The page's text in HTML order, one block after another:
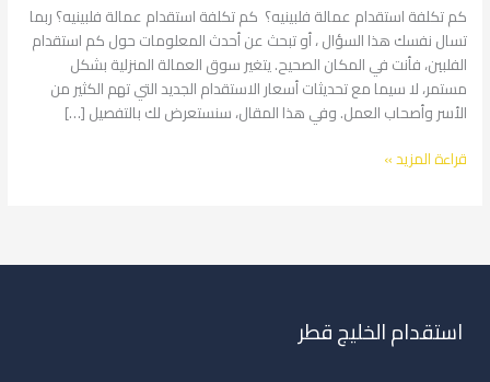
كم تكلفة استقدام عمالة فلبينيه؟ كم تكلفة استقدام عمالة فلبينيه؟ ربما
تسال نفسك هذا السؤال ، أو تبحث عن أحدث المعلومات حول كم استقدام
الفلبين، فأنت في المكان الصحيح. يتغير سوق العمالة المنزلية بشكل
مستمر، لا سيما مع تحديثات أسعار الاستقدام الجديد التي تهم الكثير من
الأسر وأصحاب العمل. وفي هذا المقال، سنستعرض لك بالتفصيل […]
قراءة المزيد »
استقدام الخليج قطر